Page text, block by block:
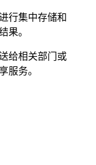
行集中存储和
果。
给相关部门或
服务。